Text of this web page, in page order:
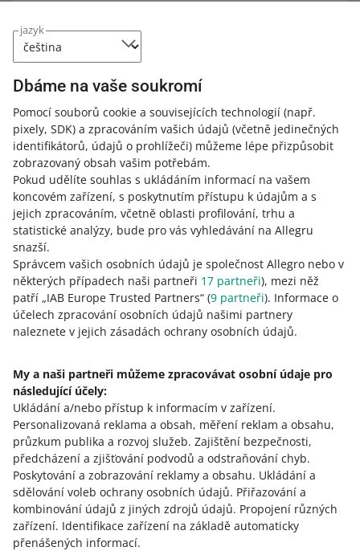
jazyk
Dbáme na vaše soukromí
Pomocí souborů cookie a souvisejících technologií (např.
pixely, SDK) a zpracováním vašich údajů (včetně jedinečných
identifikátorů, údajů o prohlížeči) můžeme lépe přizpůsobit
zobrazovaný obsah vašim potřebám.
Pokud udělíte souhlas s ukládáním informací na vašem
koncovém zařízení, s poskytnutím přístupu k údajům a s
jejich zpracováním, včetně oblasti profilování, trhu a
statistické analýzy, bude pro vás vyhledávání na Allegru
snazší.
Správcem vašich osobních údajů je společnost Allegro nebo v
některých případech naši partneři 17 partneři), mezi něž
patří „IAB Europe Trusted Partners“ (9 partneři). Informace o
účelech zpracování osobních údajů našimi partnery
naleznete v jejich zásadách ochrany osobních údajů.
My a naši partneři můžeme zpracovávat osobní údaje pro
následující účely:
Ukládání a/nebo přístup k informacím v zařízení.
Personalizovaná reklama a obsah, měření reklam a obsahu,
průzkum publika a rozvoj služeb. Zajištění bezpečnosti,
předcházení a zjišťování podvodů a odstraňování chyb.
Poskytování a zobrazování reklamy a obsahu. Ukládání a
sdělování voleb ochrany osobních údajů. Přiřazování a
kombinování údajů z jiných zdrojů údajů. Propojení různých
zařízení. Identifikace zařízení na základě automaticky
přenášených informací.
PŘIHLÁSIT NABÍDKY – ALLEGRO.HU
Allegro Days na allegro.pl probíhá podle jiných
pravidel
. Podrobnosti najdete zde – článek dostupný v
angličtině.
Podívejte se,které nabídky můžete sdílet na
zahraničních trzích.
Jak hodnotíte tyto změny?
0 - Zklamání
10 - Skvělé
0 1 2 3 4 5 6 7
Potřebujete pomoc?
Kontaktujte nás
Zeptejte se komunity